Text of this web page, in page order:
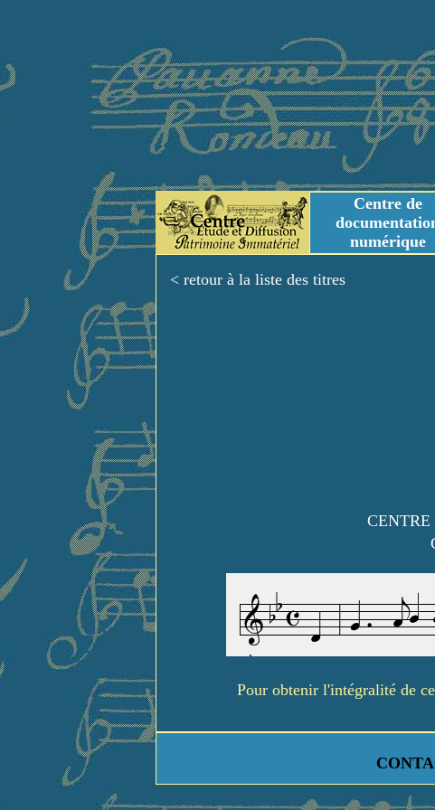
Centre de
numérique
< retour à la liste des titres
Pour obtenir l'intégralité de